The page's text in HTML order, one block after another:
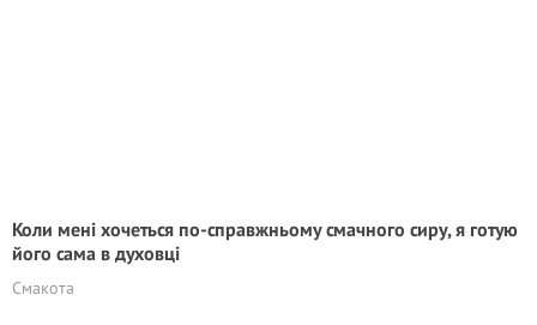
Коли мені хочеться по-справжньому смачного сиру, я готую
його сама в духовці
Смакота